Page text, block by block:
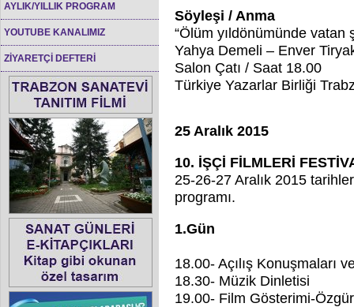
AYLIK/YILLIK PROGRAM
YOUTUBE KANALIMIZ
ZİYARETÇİ DEFTERİ
Söyleşi / Anma
“Ölüm yıldönümünde vatan
Yahya Demeli – Enver
Salon Çatı / Saat 18.00
Türkiye Yazarlar Birliği
25 Aralık 2015
10. İŞÇİ FİLMLERİ
25-26-27 Aralık 2015
programı.
1.Gün
18.00- Açılış Konuşmaları
18.30- Müzik Dinletisi
19.00- Film Gösterimi-